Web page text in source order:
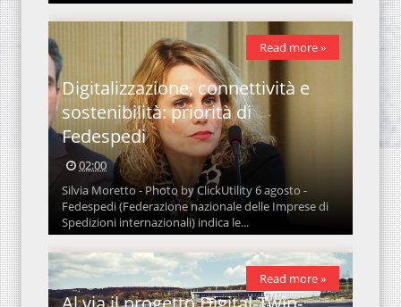
Digitalizzazione, connettività e
sostenibilità: priorità di
Fedespedi
02:00
Silvia Moretto - Photo by ClickUtility 6 agosto -
Fedespedi (Federazione nazionale delle Imprese di
Spedizioni internazionali) indica le...
Read more »
Read more »